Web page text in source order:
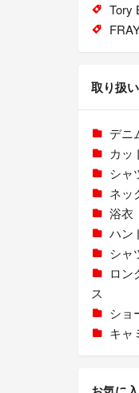
Tory
取り扱
デニ
カッ
シャ
ネッ
浴衣
ハン
シャ
ロン
ス
ショ
キャ